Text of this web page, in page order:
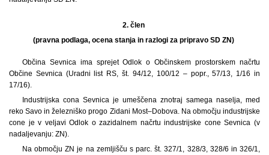
2. člen
(pravna podlaga, ocena stanja in razlogi za pripravo SD ZN)
Občina Sevnica ima sprejet Odlok o Občinskem prostorskem načrtu
Občine Sevnica (Uradni list RS, št. 94/12, 100/12 – popr., 57/13, 1/16 in
17/16).
Industrijska cona Sevnica je umeščena znotraj samega naselja, med
reko Savo in železniško progo Zidani Most–Dobova. Na območju industrijske
cone je v veljavi Odlok o zazidalnem načrtu industrijske cone Sevnica (v
nadaljevanju: ZN).
Na območju ZN je na zemljišču s parc. št. 327/1, 328/3, 328/6 in 326/1,